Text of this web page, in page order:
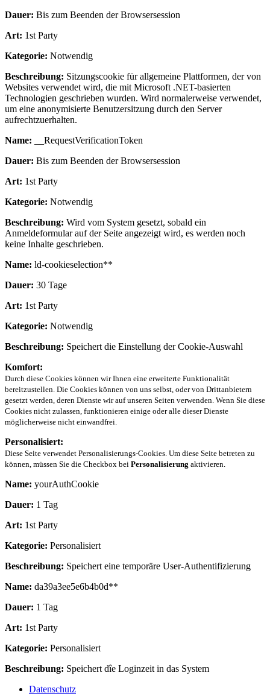
Dauer: Bis zum Beenden der Browsersession
Art: 1st Party
Kategorie: Notwendig
Beschreibung: Sitzungscookie für allgemeine Plattformen, der von
Websites verwendet wird, die mit Microsoft .NET-basierten
Technologien geschrieben wurden. Wird normalerweise verwendet,
um eine anonymisierte Benutzersitzung durch den Server
aufrechtzuerhalten.
Name: __RequestVerificationToken
Dauer: Bis zum Beenden der Browsersession
Art: 1st Party
Kategorie: Notwendig
Beschreibung: Wird vom System gesetzt, sobald ein
Anmeldeformular auf der Seite angezeigt wird, es werden noch
keine Inhalte geschrieben.
Name: ld-cookieselection**
Dauer: 30 Tage
Art: 1st Party
Kategorie: Notwendig
Beschreibung: Speichert die Einstellung der Cookie-Auswahl
Komfort:
Durch diese Cookies können wir Ihnen eine erweiterte Funktionalität
bereitzustellen. Die Cookies können von uns selbst, oder von Drittanbietern
gesetzt werden, deren Dienste wir auf unseren Seiten verwenden. Wenn Sie diese
Cookies nicht zulassen, funktionieren einige oder alle dieser Dienste
möglicherweise nicht einwandfrei.
Personalisiert:
Diese Seite verwendet Personalisierungs-Cookies. Um diese Seite betreten zu
können, müssen Sie die Checkbox bei Personalisierung aktivieren.
Name: yourAuthCookie
Dauer: 1 Tag
Art: 1st Party
Kategorie: Personalisiert
Beschreibung: Speichert eine temporäre User-Authentifizierung
Name: da39a3ee5e6b4b0d**
Dauer: 1 Tag
Art: 1st Party
Kategorie: Personalisiert
Beschreibung: Speichert dîe Loginzeit in das System
Datenschutz